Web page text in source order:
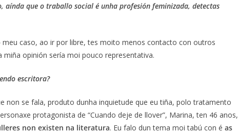
aínda que o traballo social é unha profesión feminizada, detectas
caso, ao ir por libre, tes moito menos contacto con outros
opinión sería moi pouco representativa.
escritora?
non se fala, produto dunha inquietude que eu tiña, polo tratamento
protagonista de “Cuando deje de llover”, Marina, ten 46 anos,
non existen na literatura. Eu falo dun tema moi tabú con é as